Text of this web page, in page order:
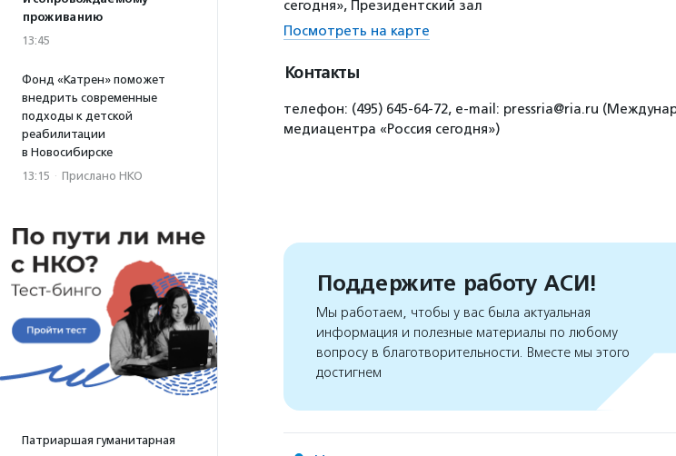
проживанию
13:45
Фонд «Катрен» поможет
внедрить современные
подходы к детской
реабилитации
в Новосибирске
13:15 · Прислано НКО
Патриаршая гуманитарная
сегодня», Президентский зал
Посмотреть на карте
Контакты
телефон: (495) 645-64-72, е-mail: pressria@ria.ru
медиацентра «Россия сегодня»)
Поддержите работу АСИ!
Мы работаем, чтобы у вас была актуальная
информация и полезные материалы по любому
вопросу в благотворительности. Вместе мы этого
достигнем